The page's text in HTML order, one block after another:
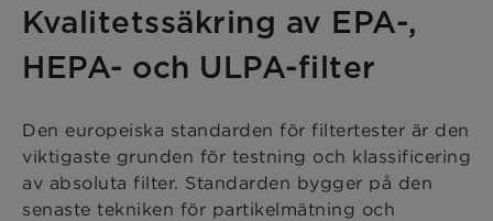
Kvalitetssäkring av EPA-,
HEPA- och ULPA-filter
Den europeiska standarden för filtertester är den
viktigaste grunden för testning och klassificering
av absoluta filter. Standarden bygger på den
senaste tekniken för partikelmätning och